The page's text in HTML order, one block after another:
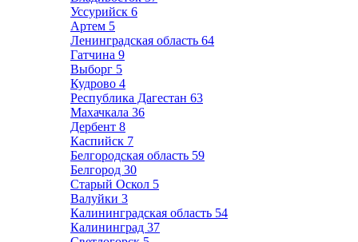
Уссурийск 6
Артем 5
Ленинградская область 64
Гатчина 9
Выборг 5
Кудрово 4
Республика Дагестан 63
Махачкала 36
Дербент 8
Каспийск 7
Белгородская область 59
Белгород 30
Старый Оскол 5
Валуйки 3
Калининградская область 54
Калининград 37